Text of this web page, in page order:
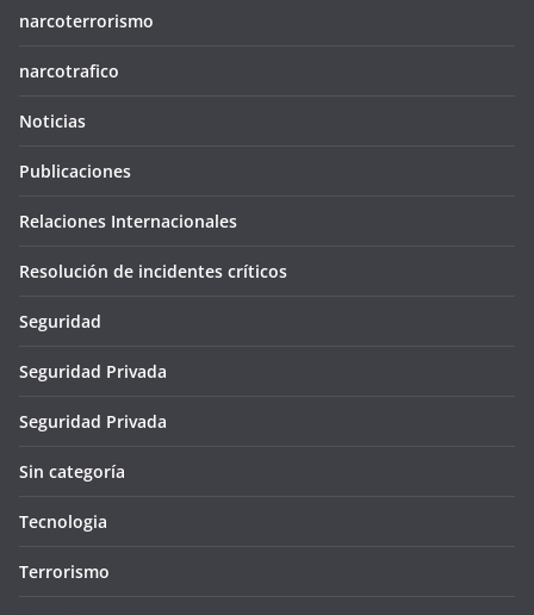
narcoterrorismo
narcotrafico
Noticias
Publicaciones
Relaciones Internacionales
Resolución de incidentes críticos
Seguridad
Seguridad Privada
Seguridad Privada
Sin categoría
Tecnologia
Terrorismo